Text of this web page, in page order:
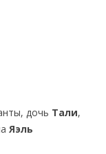
дочь Тали,
Яэль